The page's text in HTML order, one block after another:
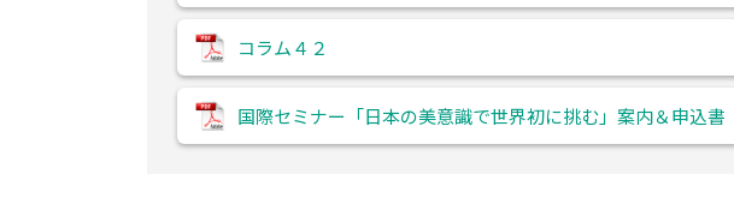
コラム４２
国際セミナー「日本の美意識で世界初に挑む」案内＆申込書